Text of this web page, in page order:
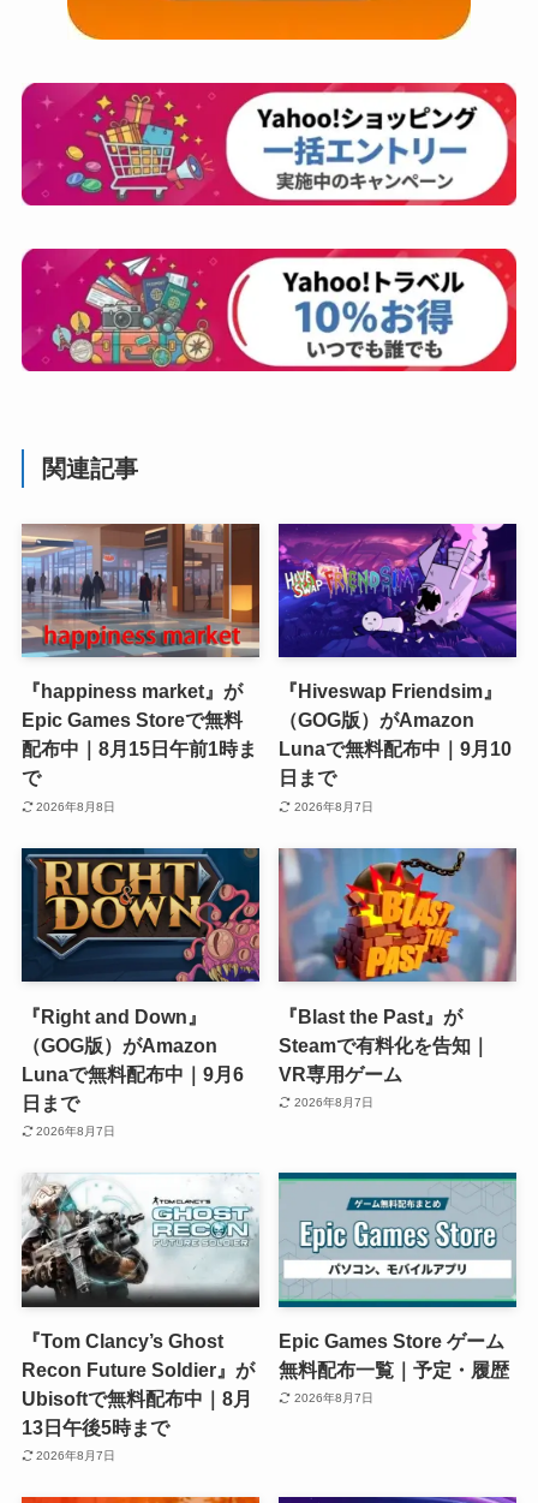
関連記事
『happiness market』が
Epic Games Storeで無料
配布中｜8月15日午前1時ま
で
2026年8月8日
『Hiveswap Friendsim』
（GOG版）がAmazon
Lunaで無料配布中｜9月10
日まで
2026年8月7日
『Right and Down』
（GOG版）がAmazon
Lunaで無料配布中｜9月6
日まで
2026年8月7日
『Blast the Past』が
Steamで有料化を告知｜
VR専用ゲーム
2026年8月7日
『Tom Clancy’s Ghost
Recon Future Soldier』が
Ubisoftで無料配布中｜8月
13日午後5時まで
2026年8月7日
Epic Games Store ゲーム
無料配布一覧｜予定・履歴
2026年8月7日